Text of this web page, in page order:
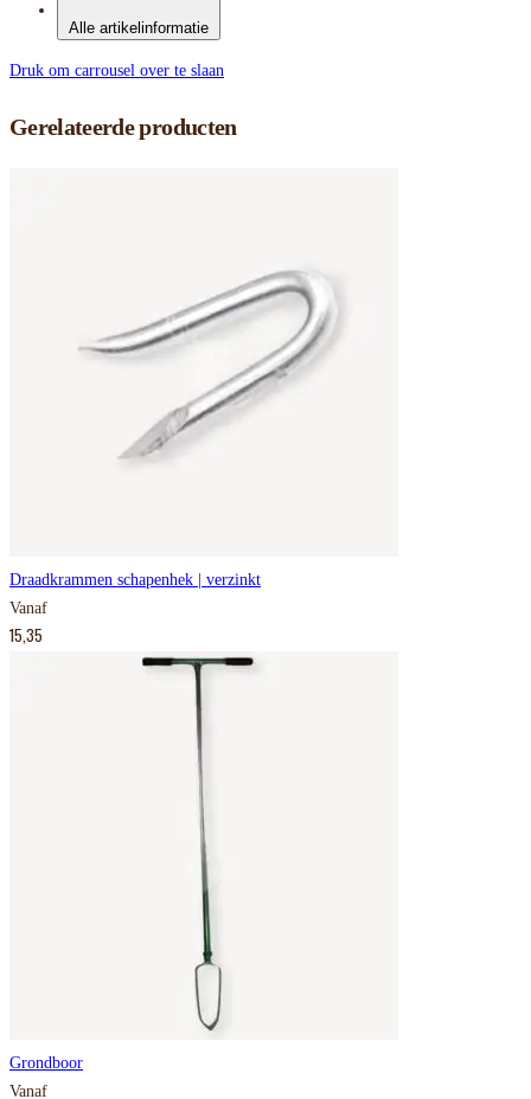
Alle artikelinformatie
Druk om carrousel over te slaan
Gerelateerde producten
Draadkrammen schapenhek | verzinkt
Vanaf
15,35
Grondboor
Vanaf